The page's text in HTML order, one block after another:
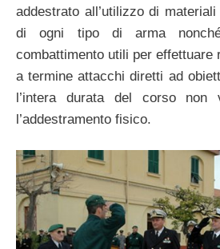
addestrato all’utilizzo di
di ogni tipo di arma
combattimento utili per effettuare
a termine attacchi diretti ad
l’intera durata del corso non
l’addestramento fisico.